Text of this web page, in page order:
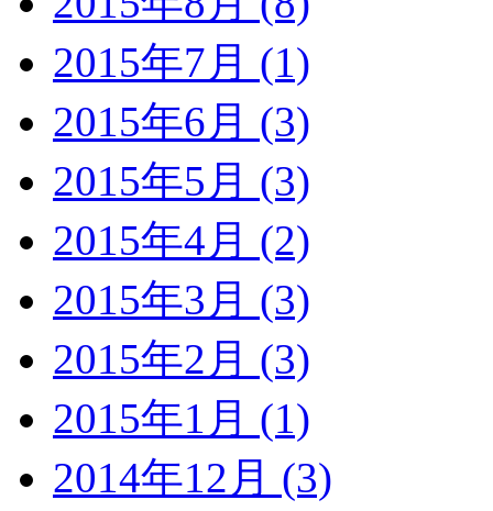
2015年7月 (1)
2015年6月 (3)
2015年5月 (3)
2015年4月 (2)
2015年3月 (3)
2015年2月 (3)
2015年1月 (1)
2014年12月 (3)